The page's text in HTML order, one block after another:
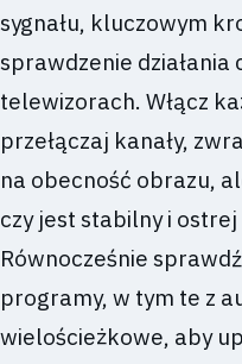
sygnału, kluczowym
sprawdzenie działania
telewizorach. Włącz
przełączaj kanały,
na obecność obrazu,
czy jest stabilny i
Równocześnie
programy, w tym te z
wielościeżkowe, aby